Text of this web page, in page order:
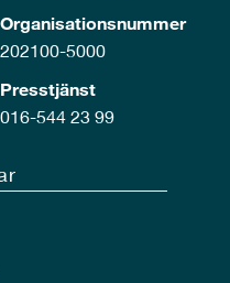
Organisationsnummer
202100-5000
Presstjänst
016-544 23 99